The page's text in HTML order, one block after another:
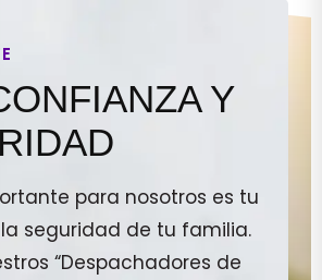
Y
para nosotros es tu
seguridad de tu familia.
“Despachadores de